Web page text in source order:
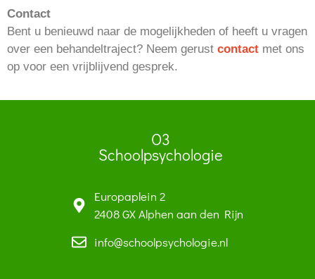
Contact
Bent u benieuwd naar de mogelijkheden of heeft u vragen
over een behandeltraject? Neem gerust contact met ons
op voor een vrijblijvend gesprek.
O3
Schoolpsychologie
Europaplein 2
2408 GX Alphen aan den Rijn
info@schoolpsychologie.nl